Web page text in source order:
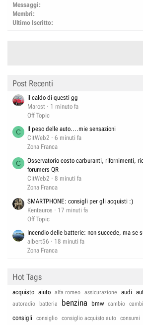
Messaggi
Membri
Ultimo Iscritto
Post Recenti
il caldo di questi gg
Marost
1 minuto fa
Off Topic
C
Il peso delle auto....mie sensazioni
CitWeb2
6 minuti fa
Zona Franca
C
Osservatorio costo carburanti, rifornimenti,
forumers QR
CitWeb2
8 minuti fa
Zona Franca
SMARTPHONE: consigli per gli acquisti :)
Kentauros
17 minuti fa
Off Topic
Incendio delle batterie: non succede, ma se
albert56
18 minuti fa
Zona Franca
Hot Tags
acquisto aiuto alfa romeo assicurazione audi
autoradio
batteria benzina bmw cambio
consigli consiglio consiglio acquisto auto consumi